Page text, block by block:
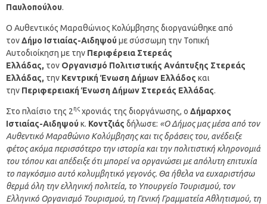
Παυλοπούλου.
Ο Αυθεντικός Μαραθώνιος Κολύμβησης διοργανώθηκε από
τονΔήμο Ιστιαίας-Αιδηψού με σύσσωμη την Τοπική
Αυτοδιοίκηση με την Περιφέρεια Στερεάς
Ελλάδας, τον Οργανισμό Πολιτιστικής Ανάπτυξης Στερεάς
Ελλάδας, την Κεντρική Ένωση Δήμων Ελλάδος και
την Περιφερειακή Ένωση Δήμων Στερεάς Ελλάδας.
Στο πλαίσιο της 2ης χρονιάς της διοργάνωσης, ο Δήμαρχος
Ιστιαίας-Αιδηψού κ. Κοντζιάς δήλωσε: «Ο Δήμος μας μέσα από τον
Αυθεντικό Μαραθώνιο Κολύμβησης και τις δράσεις του, ανέδειξε
φέτος ακόμα περισσότερο την ιστορία και την πολιτιστική κληρονομιά
του τόπου και απέδειξε ότι μπορεί να οργανώσει με απόλυτη επιτυχία
το παγκόσμιο αυτό κολυμβητικό γεγονός. Θα ήθελα να ευχαριστήσω
θερμά όλη την ελληνική πολιτεία, το Υπουργείο Τουρισμού, τον
Ελληνικό Οργανισμό Τουρισμού, τη Γενική Γραμματεία Αθλητισμού, τη